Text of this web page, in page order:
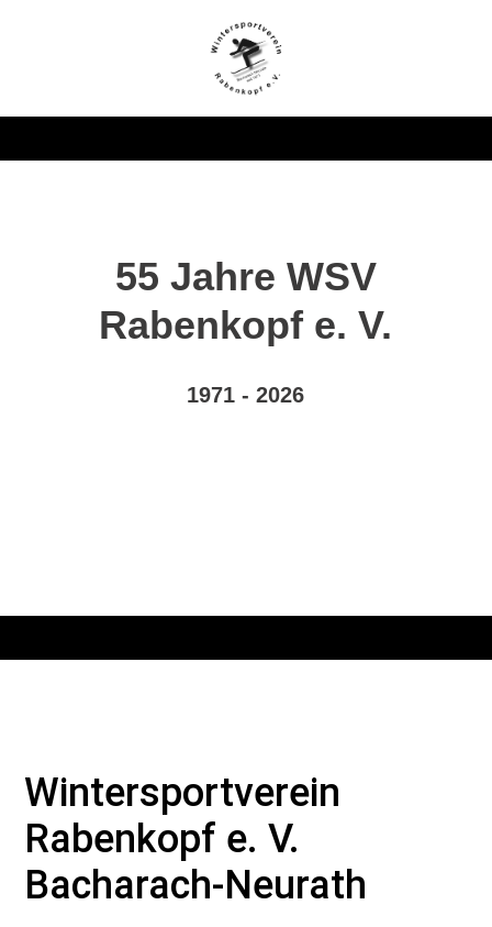
55 Jahre WSV
Rabenkopf e. V.
1971 - 2026
Wintersportverein
Rabenkopf e. V.
Bacharach-Neurath